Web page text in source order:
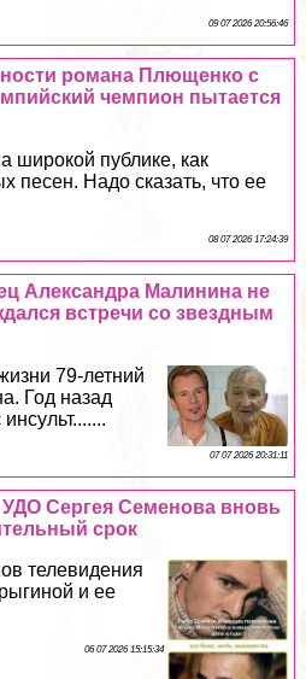
09 07 2026 20:56:46
романа Плющенко с
чемпион пытается
широкой публике, как
песен. Надо сказать, что ее
08 07 2026 17:24:39
Александра Малинина не
встречи со звездным
79-летний
Год назад
07 07 2026 20:31:11
Сергея Семенова вновь
срок
телевидения
и ее
06 07 2026 15:15:34